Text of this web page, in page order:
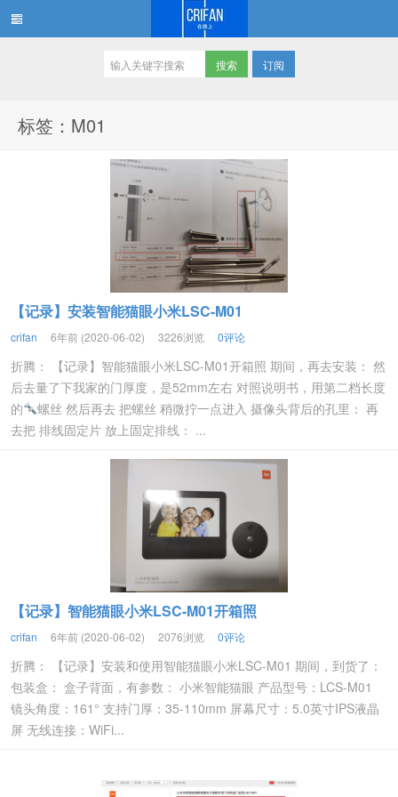
订阅
标签：M01
【记录】安装智能猫眼小米LSC-M01
crifan 6年前 (2020-06-02) 3226浏览 0评论
折腾： 【记录】智能猫眼小米LSC-M01开箱照 期间，再去安装： 然
后去量了下我家的门厚度，是52mm左右 对照说明书，用第二档长度
的
螺丝 然后再去 把螺丝 稍微拧一点进入 摄像头背后的孔里： 再
去把 排线固定片 放上固定排线： ...
【记录】智能猫眼小米LSC-M01开箱照
crifan 6年前 (2020-06-02) 2076浏览 0评论
折腾： 【记录】安装和使用智能猫眼小米LSC-M01 期间，到货了：
包装盒： 盒子背面，有参数： 小米智能猫眼 产品型号：LCS-M01
镜头角度：161° 支持门厚：35-110mm 屏幕尺寸：5.0英寸IPS液晶
屏 无线连接：WiFi...